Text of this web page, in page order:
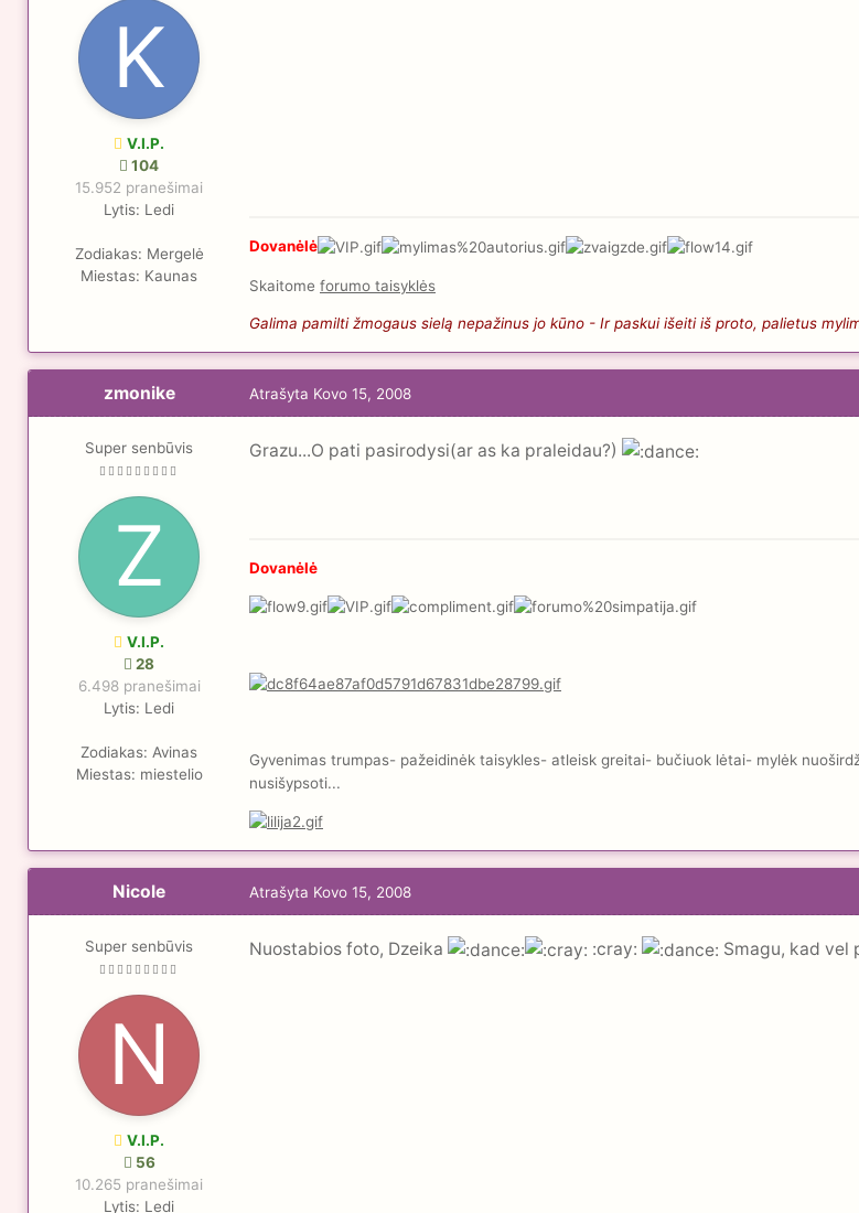
V.I.P.
104
15.952 pranešimai
Lytis: Ledi
Zodiakas: Mergelė
Miestas: Kaunas
Dovanėlė
Skaitome forumo taisyklės
Galima pamilti žmogaus sielą nepažinus jo kūno - Ir paskui išeiti iš proto, palietus
zmonike
Super senbūvis
V.I.P.
28
6.498 pranešimai
Lytis: Ledi
Zodiakas: Avinas
Miestas: miestelio
Atrašyta Kovo 15, 2008
Grazu...O pati pasirodysi(ar as ka praleidau?)
Dovanėlė
Gyvenimas trumpas- pažeidinėk taisykles- atleisk greitai- bučiuok lėtai- mylėk
nusišypsoti...
Nicole
Super senbūvis
V.I.P.
56
10.265 pranešimai
Lytis: Ledi
Atrašyta Kovo 15, 2008
Nuostabios foto, Dzeika :cray: Smagu, kad vel